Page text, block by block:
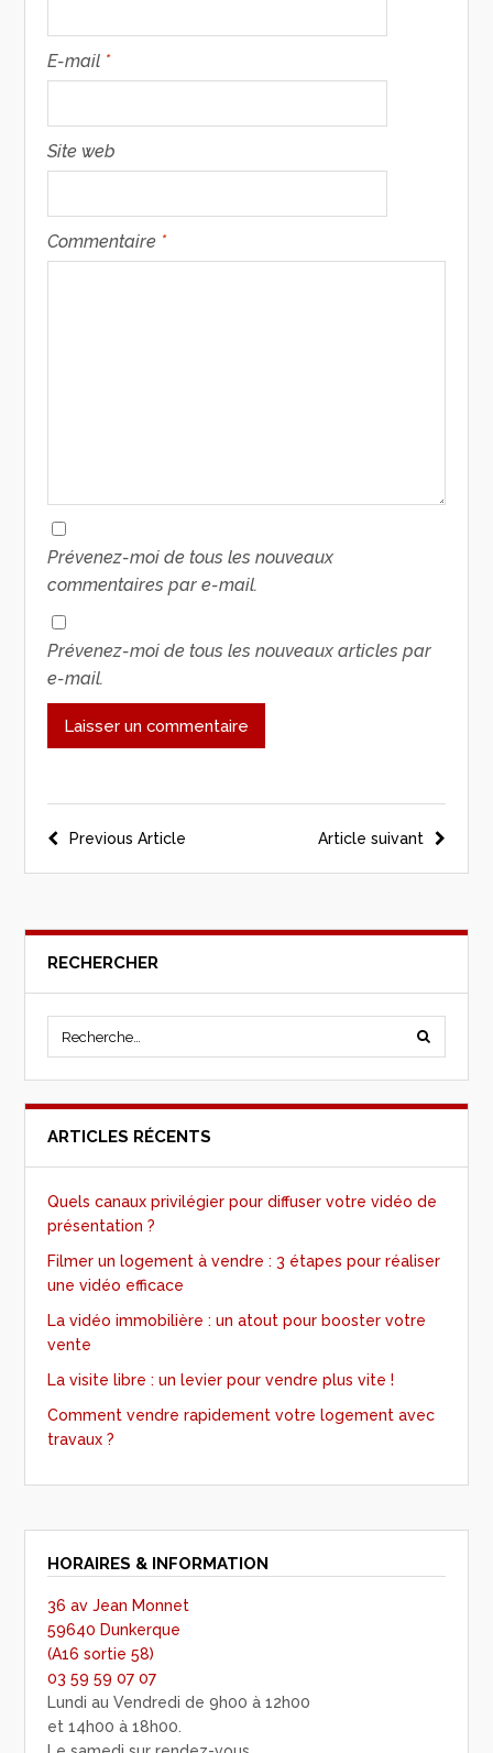
E-mail *
Site web
Commentaire *
Prévenez-moi de tous les nouveaux
commentaires par e-mail.
Prévenez-moi de tous les nouveaux articles par
e-mail.
Article suivant
Previous Article
RECHERCHER
ARTICLES RÉCENTS
Quels canaux privilégier pour diffuser votre vidéo de
présentation ?
Filmer un logement à vendre : 3 étapes pour réaliser
une vidéo efficace
La vidéo immobilière : un atout pour booster votre
vente
La visite libre : un levier pour vendre plus vite !
Comment vendre rapidement votre logement avec
travaux ?
HORAIRES & INFORMATION
36 av Jean Monnet
59640 Dunkerque
(A16 sortie 58)
03 59 59 07 07
Lundi au Vendredi de 9h00 à 12h00
et 14h00 à 18h00.